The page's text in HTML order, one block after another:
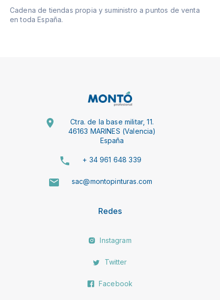
Cadena de tiendas propia y suministro a puntos de venta
en toda España.
Ctra. de la base militar, 11.
46163 MARINES (Valencia)
España
+ 34 961 648 339
sac@montopinturas.com
Redes
Instagram
Twitter
Facebook